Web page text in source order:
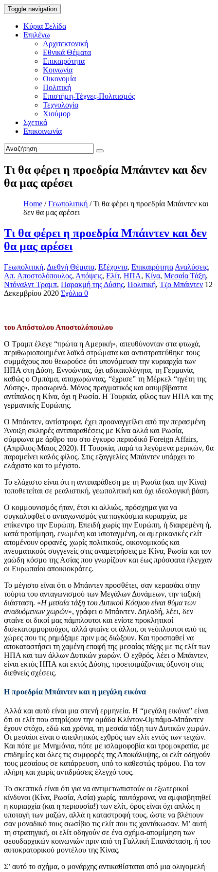
Toggle navigation
Κύρια Σελίδα
Επιλέγω
Αρχιτεκτονική
Εθνικά Θέματα
Επικαιρότητα
Κοινωνία
Οικονομία
Πολιτική
Επιστήμη-Τέχνες-Πολιτισμός
Τεχνολογία
Χιούμορ
Σχετικά
Επικοινωνία
Τι θα φέρει η προεδρία Μπάιντεν και δεν
θα μας αρέσει
Home / Γεωπολιτική / Τι θα φέρει η προεδρία Μπάιντεν και
δεν θα μας αρέσει
Τι θα φέρει η προεδρία Μπάιντεν και δεν
θα μας αρέσει
Γεωπολιτική, Διεθνή Θέματα, Εξέχοντα, Επικαιρότητα Αναλύσεις,
Απ. Αποστολόπουλος, Απόψεις, Ελίτ, ΗΠΑ, Κίνα, Μεσαία Τάξη,
Ντόναλντ Τραμπ, Παρακμή της Δύσης, Πολιτική, Τζο Μπάιντεν 12
Δεκεμβρίου 2020 Σχόλια 0
του Απόστολου Αποστολόπουλου
Ο Τραμπ έλεγε “πρώτα η Αμερική», απευθύνονταν στα φτωχά,
περιθωριοποιημένα λαϊκά στρώματα και αντιστρατεύθηκε τους
συμμάχους που θεωρούσε ότι υπονόμευαν την κυριαρχία των
ΗΠΑ στη Δύση. Εννοώντας, όχι αδικαιολόγητα, τη Γερμανία,
καθώς ο Ομπάμα, αποχωρώντας, “έχρισε” τη Μέρκελ “ηγέτη της
Δύσης», προσωρινά. Μόνος πραγματικός και ασυμβίβαστα
αντίπαλος η Κίνα, όχι η Ρωσία. Η Τουρκία, φίλος των ΗΠΑ και της
γερμανικής Ευρώπης.
Ο Μπάιντεν, αντίστροφα, έχει προαναγγείλει από την περασμένη
Άνοιξη σκληρές αντιπαραθέσεις με Κίνα αλλά και Ρωσία,
σύμφωνα με άρθρο του στο έγκυρο περιοδικό Foreign Affairs,
(Απρίλιος-Μάιος 2020). Η Τουρκία, παρά τα λεγόμενα μερικών, θα
παραμείνει καλός φίλος. Στις εξαγγελίες Μπάιντεν υπάρχει το
ελάχιστο και το μέγιστο.
Το ελάχιστο είναι ότι η αντιπαράθεση με τη Ρωσία (και την Κίνα)
τοποθετείται σε ρεαλιστική, γεωπολιτική και όχι ιδεολογική βάση.
Ο κομμουνισμός ήταν, έτσι κι αλλιώς, πρόσχημα για να
συγκαλυφθεί ο ανταγωνισμός για παγκόσμια κυριαρχία, με
επίκεντρο την Ευρώπη. Επειδή χωρίς την Ευρώπη, ή διαιρεμένη ή,
κατά προτίμηση, ενωμένη και υποταγμένη, οι αμερικανικές ελίτ
απομένουν ορφανές, χωρίς πολιτικούς, οικονομικούς και
πνευματικούς συγγενείς στις αναμετρήσεις με Κίνα, Ρωσία και τον
χαώδη κόσμο της Ασίας που γνωρίζουν και έως πρόσφατα ήλεγχαν
οι Ευρωπαίοι αποικιοκράτες.
Το μέγιστο είναι ότι ο Μπάιντεν προσθέτει, σαν κερασάκι στην
τούρτα του ανταγωνισμού των Μεγάλων Δυνάμεων, την ταξική
διάσταση. «Η μεσαία τάξη του Δυτικού Κόσμου είναι θύμα των
αναδυόμενων χωρών», γράφει ο Μπάιντεν. Δηλαδή, λέει, δεν
φταίνε οι δικοί μας πάμπλουτοι και ενίοτε προκλητικοί
δισεκατομμυριούχοι, αλλά φταίνε οι άλλοι, οι νεόπλουτοι από τις
χώρες που τις ρημάξαμε πριν μας διώξουν. Και προσπαθεί να
αποκαταστήσει τη χαμένη επαφή της μεσαίας τάξης με τις ελίτ των
ΗΠΑ και των άλλων Δυτικών χωρών. Ο εχθρός, λέει ο Μπάιντεν,
είναι εκτός ΗΠΑ και εκτός Δύσης, προετοιμάζοντας όξυνση στις
διεθνείς σχέσεις.
Η προεδρία Μπάιντεν και η μεγάλη εικόνα
Αλλά και αυτό είναι μια στενή ερμηνεία. Η “μεγάλη εικόνα” είναι
ότι οι ελίτ που στηρίζουν την ομάδα Κλίντον-Ομπάμα-Μπάιντεν
έχουν στόχο, εδώ και χρόνια, τη μεσαία τάξη των Δυτικών χωρών.
Οι μεσαίοι είναι ο απειλητικός εχθρός των ελίτ εντός των τειχών.
Και πότε με Μνημόνια, πότε με ισλαμοφοβία και τρομοκρατία, με
επιδημίες και όλες τις συμφορές της Αποκάλυψης, οι ελίτ οδηγούν
τους μεσαίους σε κατάρρευση, υπό το καθεστώς τρόμου. Για τον
πλήρη και χωρίς αντιδράσεις έλεγχό τους.
Το σκεπτικό είναι ότι για να αντιμετωπιστούν οι εξωτερικοί
κίνδυνοι (Κίνα, Ρωσία, Ασία) χωρίς, ταυτόχρονα, να αμφισβητηθεί
η κυριαρχία (και η περιουσία!) των ελίτ, όρος είναι όχι απλώς η
υποταγή των μαζών, αλλά η καταστροφή τους, ώστε να βλέπουν
σαν μοναδικό τους σωσίβιο τις ελίτ που τις χαντάκωσαν. Μ’ αυτή
τη στρατηγική, οι ελίτ οδηγούν σε ένα σχήμα-απομίμηση των
φεουδαρχικών κοινωνιών πριν από τη Γαλλική Επανάσταση, ή του
αυτοκρατορικού μοντέλου της Κίνας.
Σ’ αυτό το σχήμα, ο μονάρχης αντικαθίσταται από μια ολιγομελή